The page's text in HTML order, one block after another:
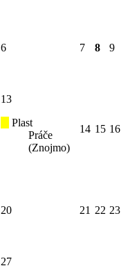
6 7 8 9
13
Plast
Práče
(Znojmo)
14 15 16
20 21 22 23
27